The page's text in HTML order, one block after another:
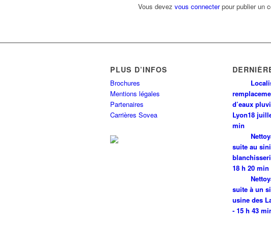
Vous devez vous connecterpour publier un
PLUS D’INFOS
Brochures
Mentions légales
Partenaires
Carrières Sovea
d’eaux
Lyon18
min
suite au
18 h 20 min
suite à un
usine des
- 15 h 43